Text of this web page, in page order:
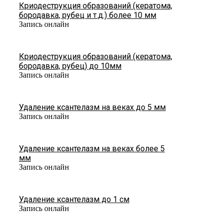
Криодеструкция образований (кератома,
бородавка, рубец и т.д.) более 10 мм
Запись онлайн
Криодеструкция образований (кератома,
бородавка, рубец) до 10мм
Запись онлайн
Удаление ксантелазм на веках до 5 мм
Запись онлайн
Удаление ксантелазм на веках более 5
мм
Запись онлайн
Удаление ксантелазм до 1 см
Запись онлайн